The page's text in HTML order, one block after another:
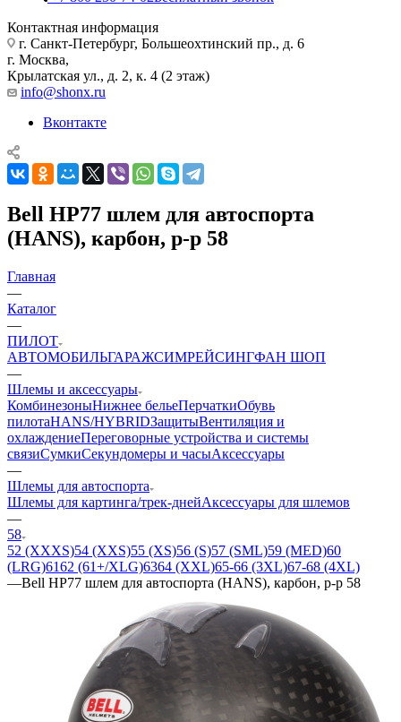
Контактная информация
г. Санкт-Петербург, Большеохтинский пр., д. 6
г. Москва,
Крылатская ул., д. 2, к. 4 (2 этаж)
info@shonx.ru
Вконтакте
Bell HP77 шлем для автоспорта
(HANS), карбон, р-р 58
Главная
—
Каталог
—
ПИЛОТ
АВТОМОБИЛЬГАРАЖСИМРЕЙСИНГФАН ШОП
—
Шлемы и аксессуары
КомбинезоныНижнее бельеПерчаткиОбувь
пилотаHANS/HYBRIDЗащитыВентиляция и
охлаждениеПереговорные устройства и системы
связиСумкиСекундомеры и часыАксессуары
—
Шлемы для автоспорта
Шлемы для картинга/трек-днейАксессуары для шлемов
—
58
52 (XXXS)54 (XXS)55 (XS)56 (S)57 (SML)59 (MED)60
(LRG)6162 (61+/XLG)6364 (XXL)65-66 (3XL)67-68 (4XL)
—Bell HP77 шлем для автоспорта (HANS), карбон, р-р 58